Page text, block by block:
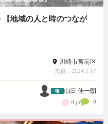
地域の人と時のつなが
川崎市宮前区
投稿：2024.1.17
山田 佳一朗
0 pt 0